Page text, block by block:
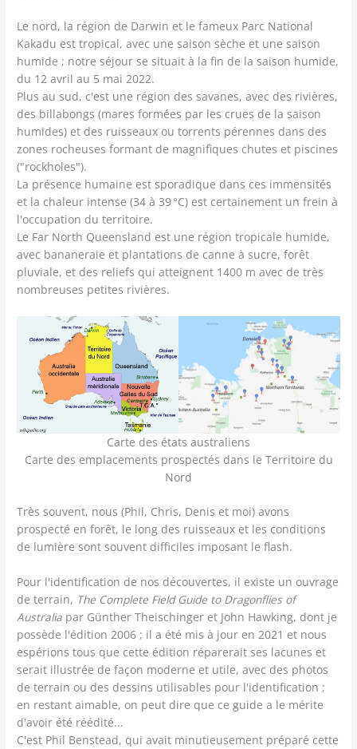
Le nord, la région de Darwin et le fameux Parc National
Kakadu est tropical, avec une saison sèche et une saison
humide ; notre séjour se situait à la fin de la saison humide,
du 12 avril au 5 mai 2022.
Plus au sud, c'est une région des savanes, avec des rivières,
des billabongs (mares formées par les crues de la saison
humides) et des ruisseaux ou torrents pérennes dans des
zones rocheuses formant de magnifiques chutes et piscines
("rockholes").
La présence humaine est sporadique dans ces immensités
et la chaleur intense (34 à 39 °C) est certainement un frein à
l'occupation du territoire.
Le Far North Queensland est une région tropicale humide,
avec bananeraie et plantations de canne à sucre, forêt
pluviale, et des reliefs qui atteignent 1400 m avec de très
nombreuses petites rivières.
Carte des états australiens
Carte des emplacements prospectés dans le Territoire du
Nord
Très souvent, nous (Phil, Chris, Denis et moi) avons
prospecté en forêt, le long des ruisseaux et les conditions
de lumière sont souvent difficiles imposant le flash.
Pour l'identification de nos découvertes, il existe un ouvrage
de terrain, The Complete Field Guide to Dragonflies of
Australia par Günther Theischinger et John Hawking, dont je
possède l'édition 2006 ; il a été mis à jour en 2021 et nous
espérions tous que cette édition réparerait ses lacunes et
serait illustrée de façon moderne et utile, avec des photos
de terrain ou des dessins utilisables pour l'identification ;
en restant aimable, on peut dire que ce guide a le mérite
d'avoir été réédité...
C'est Phil Benstead, qui avait minutieusement préparé cette